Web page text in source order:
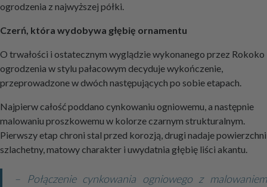
ogrodzenia z najwyższej półki.
Czerń, która wydobywa głębię ornamentu
O trwałości i ostatecznym wyglądzie wykonanego przez Rokoko
ogrodzenia w stylu pałacowym decyduje wykończenie,
przeprowadzone w dwóch następujących po sobie etapach.
Najpierw całość poddano cynkowaniu ogniowemu, a następnie
malowaniu proszkowemu w kolorze czarnym strukturalnym.
Pierwszy etap chroni stal przed korozją, drugi nadaje powierzchni
szlachetny, matowy charakter i uwydatnia głębię liści akantu.
– Połączenie cynkowania ogniowego z malowaniem